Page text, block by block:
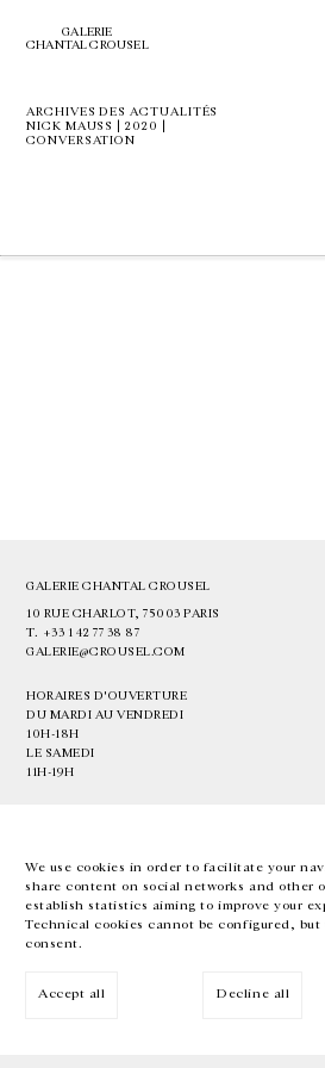
We use cookies in order to facilitate your
share content on social networks and other
establish statistics aiming to improve your
Technical cookies cannot be configured,
consent.
Accept all Decline all
GALERIE
CHANTAL CROUSEL
ARCHIVES DES ACTUALITÉS
NICK MAUSS | 2020 |
CONVERSATION
GALERIE CHANTAL CROUSEL
10 RUE CHARLOT, 75003 PARIS
T. +33 1 42 77 38 87
GALERIE@CROUSEL.COM
HORAIRES D'OUVERTURE
DU MARDI AU VENDREDI
10H-18H
LE SAMEDI
11H-19H
EN FR 中文 Facebook Instagram
Inscrivez-vous à notre newsletter